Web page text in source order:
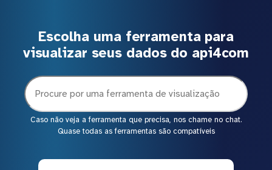
Escolha uma ferramenta para
visualizar seus dados do api4com
Caso não veja a ferramenta que precisa, nos chame no chat.
Quase todas as ferramentas são compatíveis